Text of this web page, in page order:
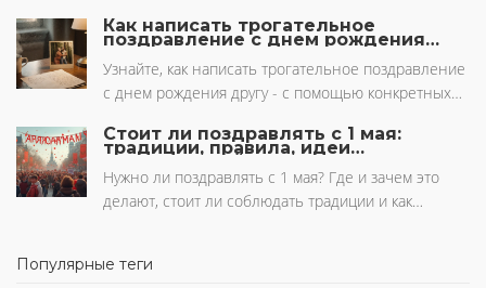
нетривиальные подходы сделают ваши слова
особенными и эмоционально насыщенными.
фактами и простыми советами, как сделать
задумались о том, как лучше писать свои
пожелания, этот материал для вас. Узнайте, как
маленькая буква может изменить восприятие
текста.
Как написать трогательное
поздравление с днем рождения
запомнятся
Узнайте, как написать трогательное поздравление
с днем рождения другу - с помощью конкретных
Простые формулы, которые работают.
Стоит ли поздравлять с 1 мая:
традиции, правила, идеи
Нужно ли поздравлять с 1 мая? Где и зачем это
делают, стоит ли соблюдать традиции и как
Популярные теги